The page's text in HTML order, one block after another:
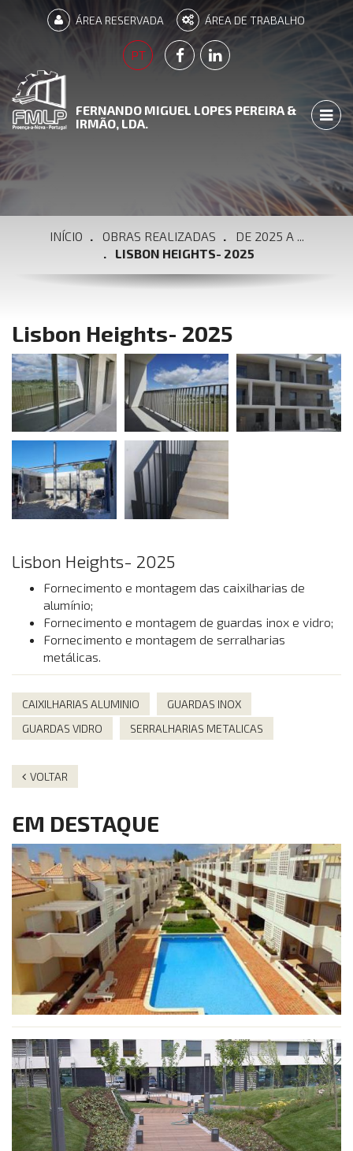
ÁREA RESERVADA ÁREA DE TRABALHO
PT PÁGINA FACEBOOK
PÁGINA LINKEDIN
FERNANDO MIGUEL LOPES PEREIRA &
IRMÃO, LDA.
INÍCIO OBRAS REALIZADAS
DE 2025 A ...
LISBON HEIGHTS- 2025
Lisbon Heights- 2025
Lisbon Heights- 2025
Fornecimento e montagem das caixilharias de
alumínio;
Fornecimento e montagem de guardas inox e vidro;
Fornecimento e montagem de serralharias
metálicas.
CAIXILHARIAS ALUMINIO
GUARDAS INOX
GUARDAS VIDRO
SERRALHARIAS METALICAS
VOLTAR
EM DESTAQUE